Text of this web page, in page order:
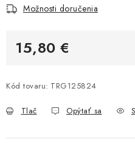
Možnosti doručenia
15,80 €
Kód tovaru: TRG125824
Tlač Opýtať sa